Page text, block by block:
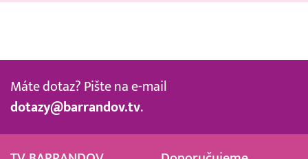
Máte dotaz? Pište na e-mail
dotazy@barrandov.tv.